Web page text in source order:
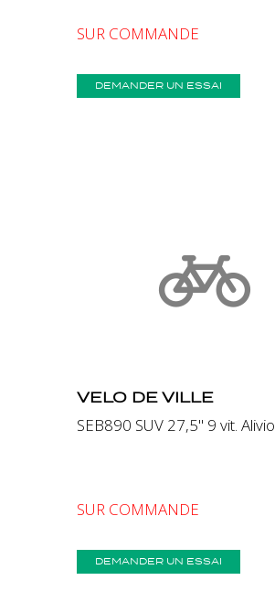
SUR COMMANDE
DEMANDER UN ESSAI
Précédent
VELO DE VILLE
SEB890 SUV 27,5" 9 vit. Alivio
SUR COMMANDE
DEMANDER UN ESSAI